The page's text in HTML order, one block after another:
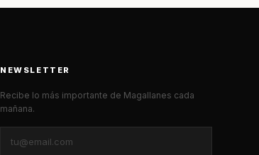
NEWSLETTER
Recibe lo más importante de Magallanes cada
mañana.